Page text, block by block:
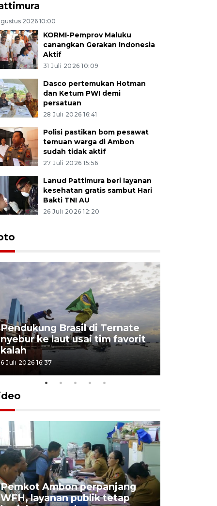
2026 10:00
KORMI-Pemprov Maluku
canangkan Gerakan Indonesia
Aktif
31 Juli 2026 10:09
Dasco pertemukan Hotman
dan Ketum PWI demi
persatuan
28 Juli 2026 16:41
Polisi pastikan bom pesawat
temuan warga di Ambon
sudah tidak aktif
27 Juli 2026 15:56
Lanud Pattimura beri layanan
kesehatan gratis sambut Hari
Bakti TNI AU
26 Juli 2026 12:20
Pendukung Brasil di Ternate
nyebur ke laut usai tim favorit
kalah
6 Juli 2026 16:37
Pemkot Ambon perpanjang
WFH, layanan publik tetap